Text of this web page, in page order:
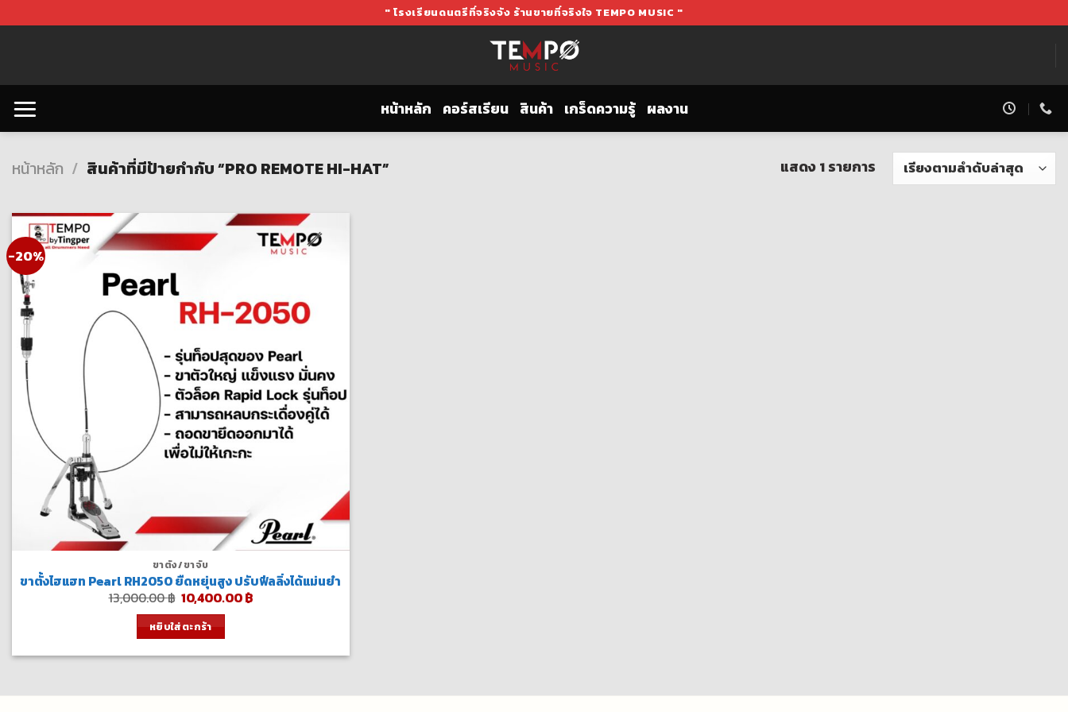
to
" โรงเรียนดนตรีที่จริงจัง ร้านขายที่จริงใจ TEMPO MUSIC "
หน้าหลัก คอร์สเรียน สินค้า เกร็ดความรู้ ผลงาน
หน้าหลัก / สินค้าที่มีป้ายกำกับ “PRO REMOTE HI-HAT” แสดง 1 รายการ
-20%
ขาตั้ง/ขาจับ
ขาตั้งไฮแฮท Pearl RH2050 ยืดหยุ่นสูง ปรับฟีลลิ่งได้แม่นยำ
13,000.00฿ Original
price
was:
13,000.00 ฿.
10,400.00฿Current
หยิบใส่ตะกร้า